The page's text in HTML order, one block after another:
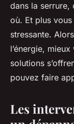
dans la serrure,
où. Et plus
stressante.
l’énergie,
solutions
pouvez faire
Les